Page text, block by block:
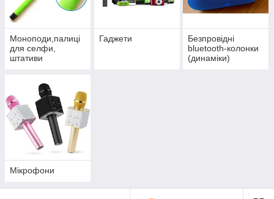
Моноподи,палиці
для селфи,
штативи
Гаджети
Безпровідні
bluetooth-колонки
(динаміки)
Мікрофони